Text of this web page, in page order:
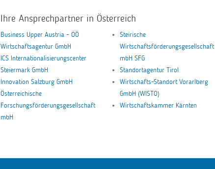
Ihre Ansprechpartner in Österreich
Business Upper Austria – OÖ
Wirtschaftsagentur GmbH
ICS Internationalisierungscenter
Steiermark GmbH
Innovation Salzburg GmbH
Österreichische
Forschungsförderungsgesellschaft
mbH
Steirische
Wirtschaftsförderungsgesellschaft
mbH SFG
Standortagentur Tirol
Wirtschafts-Standort Vorarlberg
GmbH (WISTO)
Wirtschaftskammer Kärnten